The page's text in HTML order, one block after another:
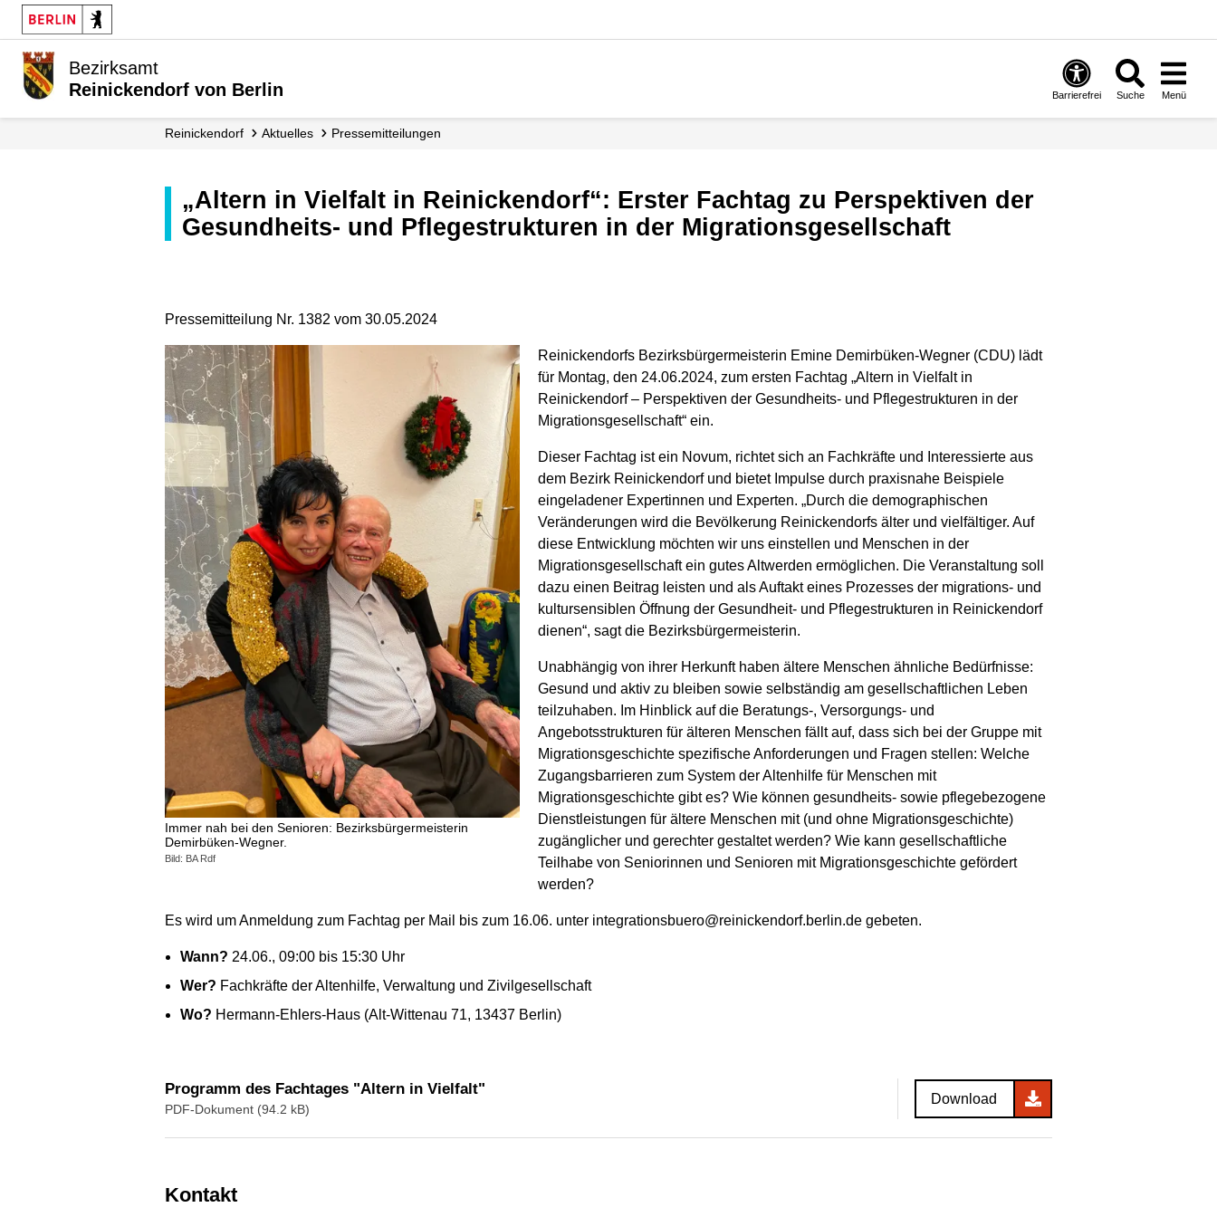
Bezirksamt
Reinickendorf von Berlin
Barrierefrei Suche Menü
Reinickendorf Aktuelles Presse­mitteilungen
„Altern in Vielfalt in Reinickendorf“: Erster Fachtag zu Perspektiven der
Gesundheits- und Pflegestrukturen in der Migrationsgesellschaft
Pressemitteilung Nr. 1382 vom 30.05.2024
Immer nah bei den Senioren: Bezirksbürgermeisterin
Demirbüken-Wegner.
Bild: BA Rdf
Reinickendorfs Bezirksbürgermeisterin Emine Demirbüken-Wegner (CDU) lädt
für Montag, den 24.06.2024, zum ersten Fachtag „Altern in Vielfalt in
Reinickendorf – Perspektiven der Gesundheits- und Pflegestrukturen in der
Migrationsgesellschaft“ ein.
Dieser Fachtag ist ein Novum, richtet sich an Fachkräfte und Interessierte aus
dem Bezirk Reinickendorf und bietet Impulse durch praxisnahe Beispiele
eingeladener Expertinnen und Experten. „Durch die demographischen
Veränderungen wird die Bevölkerung Reinickendorfs älter und vielfältiger. Auf
diese Entwicklung möchten wir uns einstellen und Menschen in der
Migrationsgesellschaft ein gutes Altwerden ermöglichen. Die Veranstaltung soll
dazu einen Beitrag leisten und als Auftakt eines Prozesses der migrations- und
kultursensiblen Öffnung der Gesundheit- und Pflegestrukturen in Reinickendorf
dienen“, sagt die Bezirksbürgermeisterin.
Unabhängig von ihrer Herkunft haben ältere Menschen ähnliche Bedürfnisse:
Gesund und aktiv zu bleiben sowie selbständig am gesellschaftlichen Leben
teilzuhaben. Im Hinblick auf die Beratungs-, Versorgungs- und
Angebotsstrukturen für älteren Menschen fällt auf, dass sich bei der Gruppe mit
Migrationsgeschichte spezifische Anforderungen und Fragen stellen: Welche
Zugangsbarrieren zum System der Altenhilfe für Menschen mit
Migrationsgeschichte gibt es? Wie können gesundheits- sowie pflegebezogene
Dienstleistungen für ältere Menschen mit (und ohne Migrationsgeschichte)
zugänglicher und gerechter gestaltet werden? Wie kann gesellschaftliche
Teilhabe von Seniorinnen und Senioren mit Migrationsgeschichte gefördert
werden?
Es wird um Anmeldung zum Fachtag per Mail bis zum 16.06. unter integrationsbuero@reinickendorf.berlin.de gebeten.
Wann? 24.06., 09:00 bis 15:30 Uhr
Wer? Fachkräfte der Altenhilfe, Verwaltung und Zivilgesellschaft
Wo? Hermann-Ehlers-Haus (Alt-Wittenau 71, 13437 Berlin)
Programm des Fachtages "Altern in Vielfalt"
PDF-Dokument (94.2 kB)
Download
Kontakt